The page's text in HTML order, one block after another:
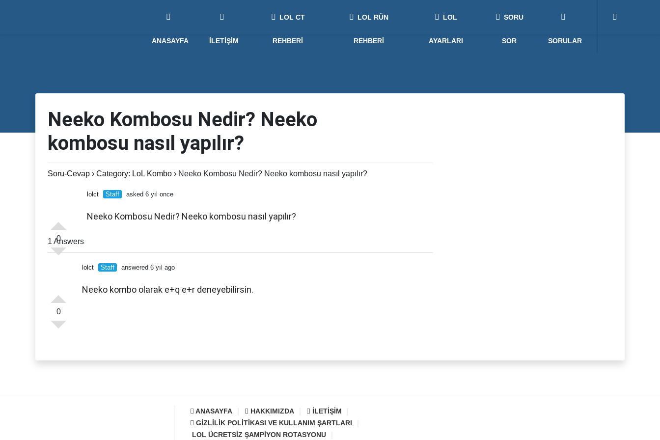
ANASAYFA İLETIŞIM
LOL CT
REHBERI
LOL RÜN
REHBERI
LOL
AYARLARI
SORU
SOR SORULAR
Neeko Kombosu Nedir? Neeko
kombosu nasıl yapılır?
Soru-Cevap › Category: LoL Kombo › Neeko Kombosu Nedir? Neeko kombosu nasıl yapılır?
0
lolct Staff asked 6 yıl once
Neeko Kombosu Nedir? Neeko kombosu nasıl yapılır?
1 Answers
0
lolct Staff answered 6 yıl ago
Neeko kombo olarak e+q e+r deneyebilirsin.
ANASAYFA HAKKIMIZDA
İLETIŞIM
GIZLILIK POLITIKASI VE KULLANIM ŞARTLARI
LOL ÜCRETSIZ ŞAMPIYON ROTASYONU